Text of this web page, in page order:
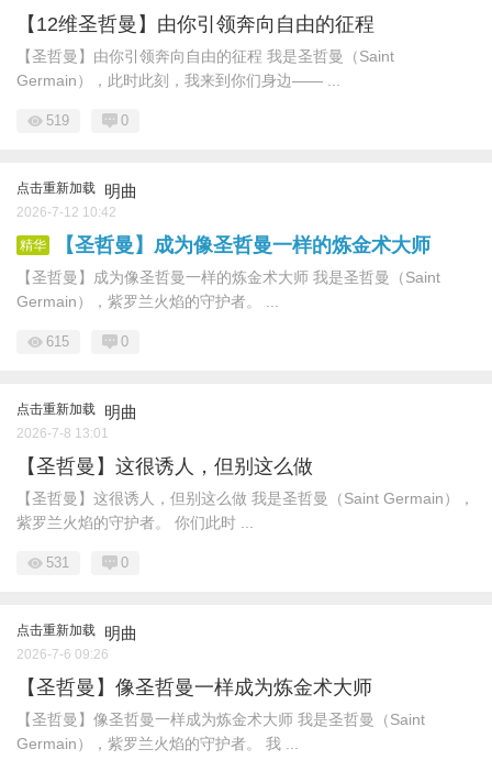
【12维圣哲曼】由你引领奔向自由的征程
【圣哲曼】由你引领奔向自由的征程 我是圣哲曼（Saint
Germain），此时此刻，我来到你们身边—— ...
519 0
点击重新加载 明曲
2026-7-12 10:42
精华 【圣哲曼】成为像圣哲曼一样的炼金术大师
【圣哲曼】成为像圣哲曼一样的炼金术大师 我是圣哲曼（Saint
Germain），紫罗兰火焰的守护者。 ...
615 0
点击重新加载 明曲
2026-7-8 13:01
【圣哲曼】这很诱人，但别这么做
【圣哲曼】这很诱人，但别这么做 我是圣哲曼（Saint Germain），
紫罗兰火焰的守护者。 你们此时 ...
531 0
点击重新加载 明曲
2026-7-6 09:26
【圣哲曼】像圣哲曼一样成为炼金术大师
【圣哲曼】像圣哲曼一样成为炼金术大师 我是圣哲曼（Saint
Germain），紫罗兰火焰的守护者。 我 ...